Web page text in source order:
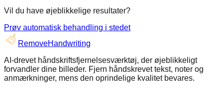
Vil du have øjeblikkelige resultater?
Prøv automatisk behandling i stedet
RemoveHandwriting
AI-drevet håndskriftsfjernelsesværktøj, der øjeblikkeligt
forvandler dine billeder. Fjern håndskrevet tekst, noter og
anmærkninger, mens den oprindelige kvalitet bevares.